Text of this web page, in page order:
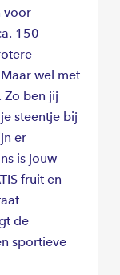
voor
150
wel met
Zo ben jij
steentje bij
er
is jouw
fruit en
de
sportieve